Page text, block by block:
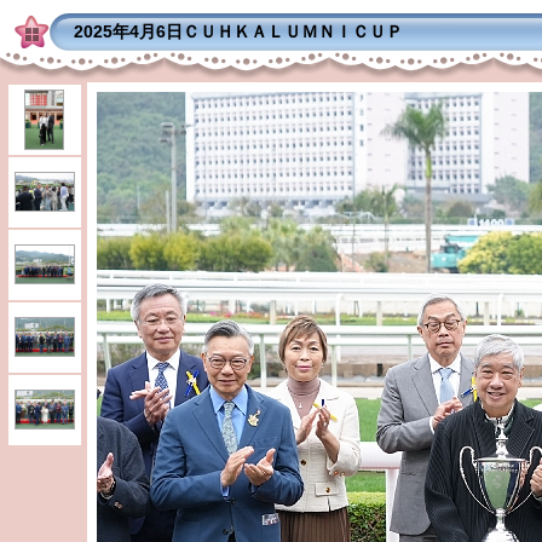
2025年4月6日ＣＵＨＫＡＬＵＭＮＩＣＵＰ